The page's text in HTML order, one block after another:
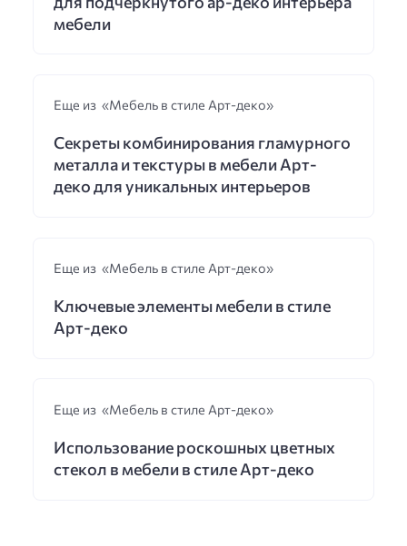
мебели
Еще из «Мебель в стиле Арт-деко»
Секреты комбинирования гламурного
металла и текстуры в мебели Арт-
деко для уникальных интерьеров
Еще из «Мебель в стиле Арт-деко»
Ключевые элементы мебели в стиле
Арт-деко
Еще из «Мебель в стиле Арт-деко»
Использование роскошных цветных
стекол в мебели в стиле Арт-деко